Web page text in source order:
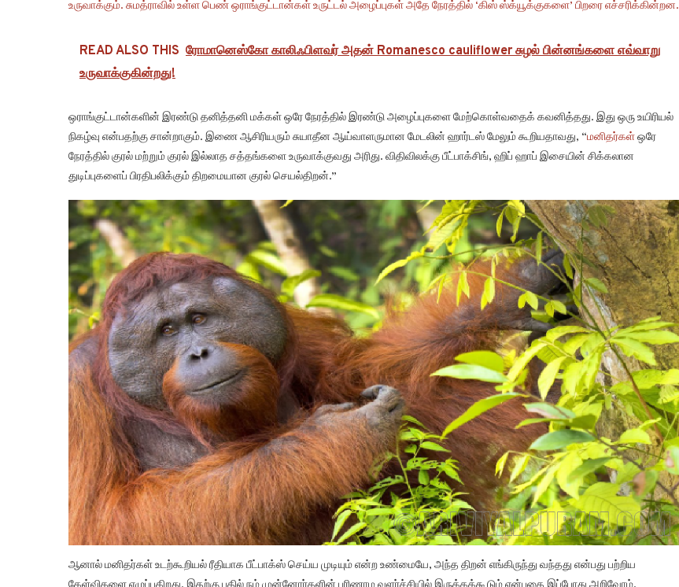
உருவாக்கும். சுமத்ராவில் உள்ள பெண் ஒராங்குட்டான்கள் உருட்டல் அழைப்புகள் அதே நேரத்தில் ‘கிஸ் ஸ்க்யூக்குகளை’ பிறரை எச்சரிக்கின்றன.
READ ALSO THIS ரோமானெஸ்கோ காலிஃபிளவர் அதன் Romanesco cauliflower சுழல் பின்னங்களை எவ்வாறு
உருவாக்குகின்றது!
ஒராங்குட்டான்களின் இரண்டு தனித்தனி மக்கள் ஒரே நேரத்தில் இரண்டு அழைப்புகளை மேற்கொள்வதைக் கவனித்தது. இது ஒரு உயிரியல்
நிகழ்வு என்பதற்கு சான்றாகும். இணை ஆசிரியரும் சுயாதீன ஆய்வாளருமான மேடலின் ஹார்டஸ் மேலும் கூறியதாவது, “மனிதர்கள்ஒரே
நேரத்தில் குரல் மற்றும் குரல் இல்லாத சத்தங்களை உருவாக்குவது அரிது. விதிவிலக்கு பீட்பாக்சிங், ஹிப் ஹாப் இசையின் சிக்கலான
துடிப்புகளைப் பிரதிபலிக்கும் திறமையான குரல் செயல்திறன்.”
ஆனால் மனிதர்கள் உடற்கூறியல் ரீதியாக பீட்பாக்ஸ் செய்ய முடியும் என்ற உண்மையே, அந்த திறன் எங்கிருந்து வந்தது என்பது பற்றிய